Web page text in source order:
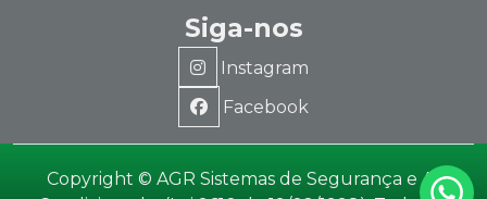
Siga-nos
Instagram
Facebook
Copyright © AGR Sistemas de Segurança e Ar